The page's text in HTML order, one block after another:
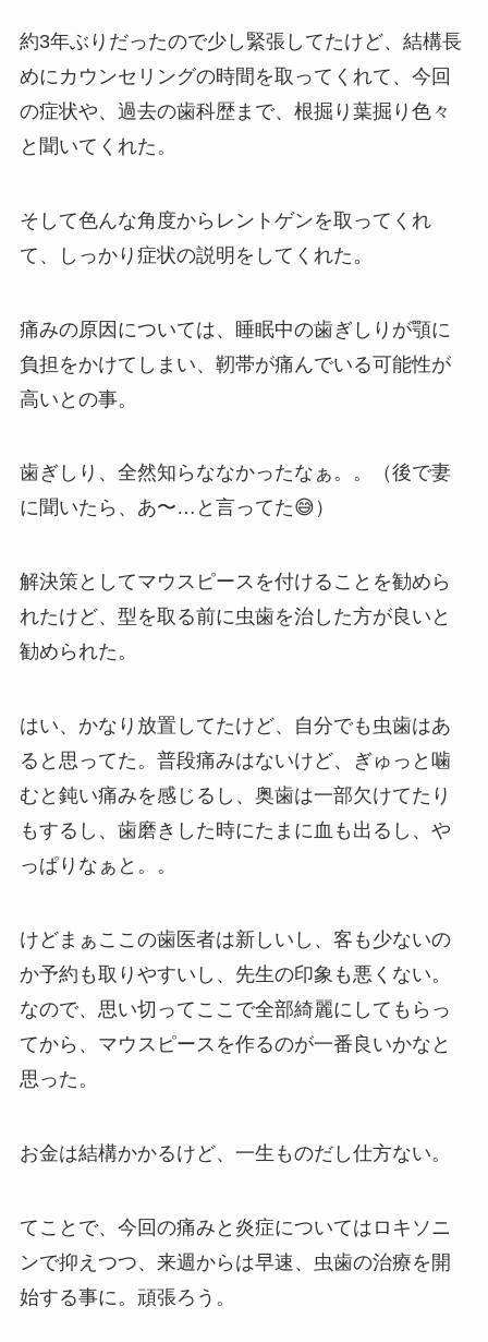
約3年ぶりだったので少し緊張してたけど、結構長
めにカウンセリングの時間を取ってくれて、今回
の症状や、過去の歯科歴まで、根掘り葉掘り色々
と聞いてくれた。
そして色んな角度からレントゲンを取ってくれ
て、しっかり症状の説明をしてくれた。
痛みの原因については、睡眠中の歯ぎしりが顎に
負担をかけてしまい、靭帯が痛んでいる可能性が
高いとの事。
歯ぎしり、全然知らななかったなぁ。。（後で妻
に聞いたら、あ〜…と言ってた😅）
解決策としてマウスピースを付けることを勧めら
れたけど、型を取る前に虫歯を治した方が良いと
勧められた。
はい、かなり放置してたけど、自分でも虫歯はあ
ると思ってた。普段痛みはないけど、ぎゅっと噛
むと鈍い痛みを感じるし、奥歯は一部欠けてたり
もするし、歯磨きした時にたまに血も出るし、や
っぱりなぁと。。
けどまぁここの歯医者は新しいし、客も少ないの
か予約も取りやすいし、先生の印象も悪くない。
なので、思い切ってここで全部綺麗にしてもらっ
てから、マウスピースを作るのが一番良いかなと
思った。
お金は結構かかるけど、一生ものだし仕方ない。
てことで、今回の痛みと炎症についてはロキソニ
ンで抑えつつ、来週からは早速、虫歯の治療を開
始する事に。頑張ろう。